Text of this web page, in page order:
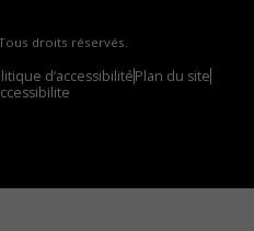
droits réservés.
d’accessibilitéPlan du site